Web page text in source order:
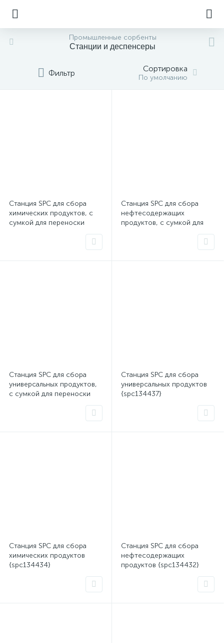
Промышленные сорбенты
Станции и деспенсеры
Фильтр Сортировка
По умолчанию
Станция SPC для сбора
химических продуктов, с
сумкой для переноски
Станция SPC для сбора
нефтесодержащих
продуктов, с сумкой для
переноски {spc134433}
Станция SPC для сбора
универсальных продуктов,
с сумкой для переноски
Станция SPC для сбора
универсальных продуктов
{spc134437}
Станция SPC для сбора
химических продуктов
{spc134434}
Станция SPC для сбора
нефтесодержащих
продуктов {spc134432}